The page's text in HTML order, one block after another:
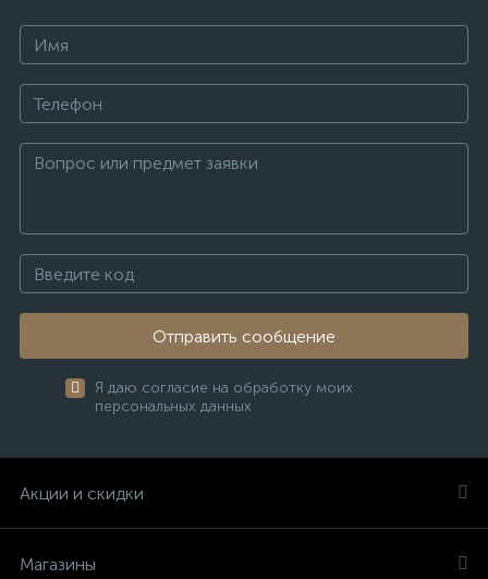
Отправить сообщение
Я даю согласие на обработку моих
персональных данных
Акции и скидки
Магазины